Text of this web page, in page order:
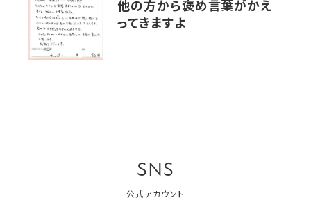
他の方から褒め言葉がかえ
ってきますよ
SNS
公式アカウント